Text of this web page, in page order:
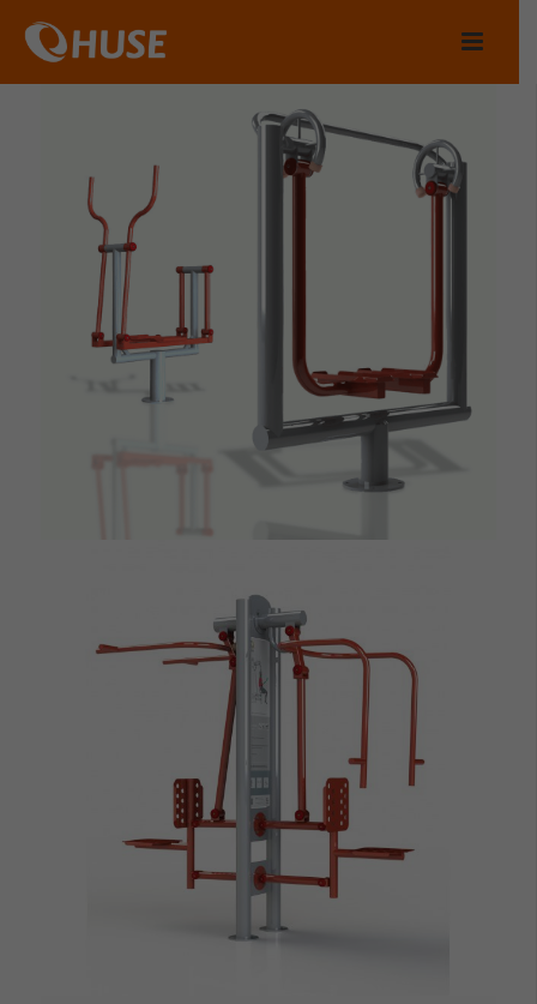
ZOBACZ
ZOBACZ